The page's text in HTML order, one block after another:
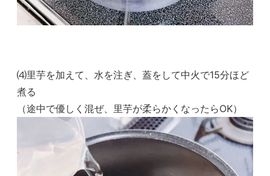
⑷里芋を加えて、水を注ぎ、蓋をして中火で15分ほど
煮る
（途中で優しく混ぜ、里芋が柔らかくなったらOK）